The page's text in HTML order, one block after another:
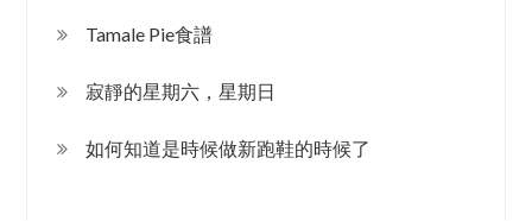
Tamale Pie食譜
寂靜的星期六，星期日
如何知道是時候做新跑鞋的時候了